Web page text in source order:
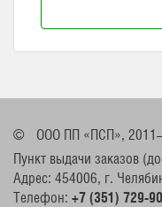
©
ООО ПП «ПСП»,
Пункт выдачи заказов
Адрес: 454006, г.
Телефон: +7 (351) 729-